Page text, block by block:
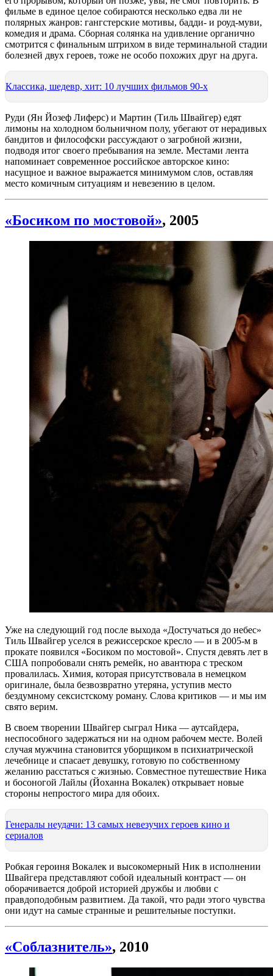
фильме в единое целое собираются несколько едва ли не
полярных жанров: гангстерские мотивы, бадди- и роуд-муви,
комедия и драма. Сборная солянка на удивление органично
смотрится с финальным штрихом в виде терминальной стадии
болезней двух героев, тоже не особо похожих друг на друга.
Классика, шедевр, хит: 10 лучших фильмов 90-х
Руди (Ян Йозеф Лиферс) и Мартин (Тиль Швайгер) едят
лимоны на холодном больничном полу, убегают от нерадивых
бандитов и философски рассуждают о загробной жизни,
подводя итог своего пребывания на земле. Местами лента
напоминает современное российское авторское кино:
насущное и важное выражается минимумом слов, оставляя
место комичным ситуациям и невезению в целом.
«Босиком по мостовой», 2005
Уже на следующий год после выхода «Достучаться до небес»
Тиль Швайгер уселся в режиссерское кресло — и в 2005-м в
прокате появился «Босиком по мостовой». Спустя девять лет в
США попробовали снять ремейк, но авантюра с треском
провалилась. Химия, которая присутствовала в немецком
оригинале, была безвозвратно утеряна, уступив место
бездумному сексистскому роману. Слова критиков — и мы им
свято верим.
В своем творении Швайгер сыграл Ника — аутсайдера,
неспособного задержаться ни на одном рабочем месте. Волей
случая мужчина становится уборщиком в психиатрической
лечебнице и спасает девушку, готовую по собственному
желанию расстаться с жизнью. Совместное путешествие Ника
и босоногой Лайлы (Йоханна Вокалек) открывает новые
стороны непростого мира для обоих.
Генералы неудачи: 13 самых невезучих героев кино и
сериалов
Робкая героиня Вокалек и высокомерный Ник в исполнении
Швайгера представляют собой идеальный контраст — он
оборачивается доброй историей дружбы и любви с
правдоподобным развитием. Да такой, что ради этого чувства
они идут на самые странные и решительные поступки.
«Соблазнитель», 2010